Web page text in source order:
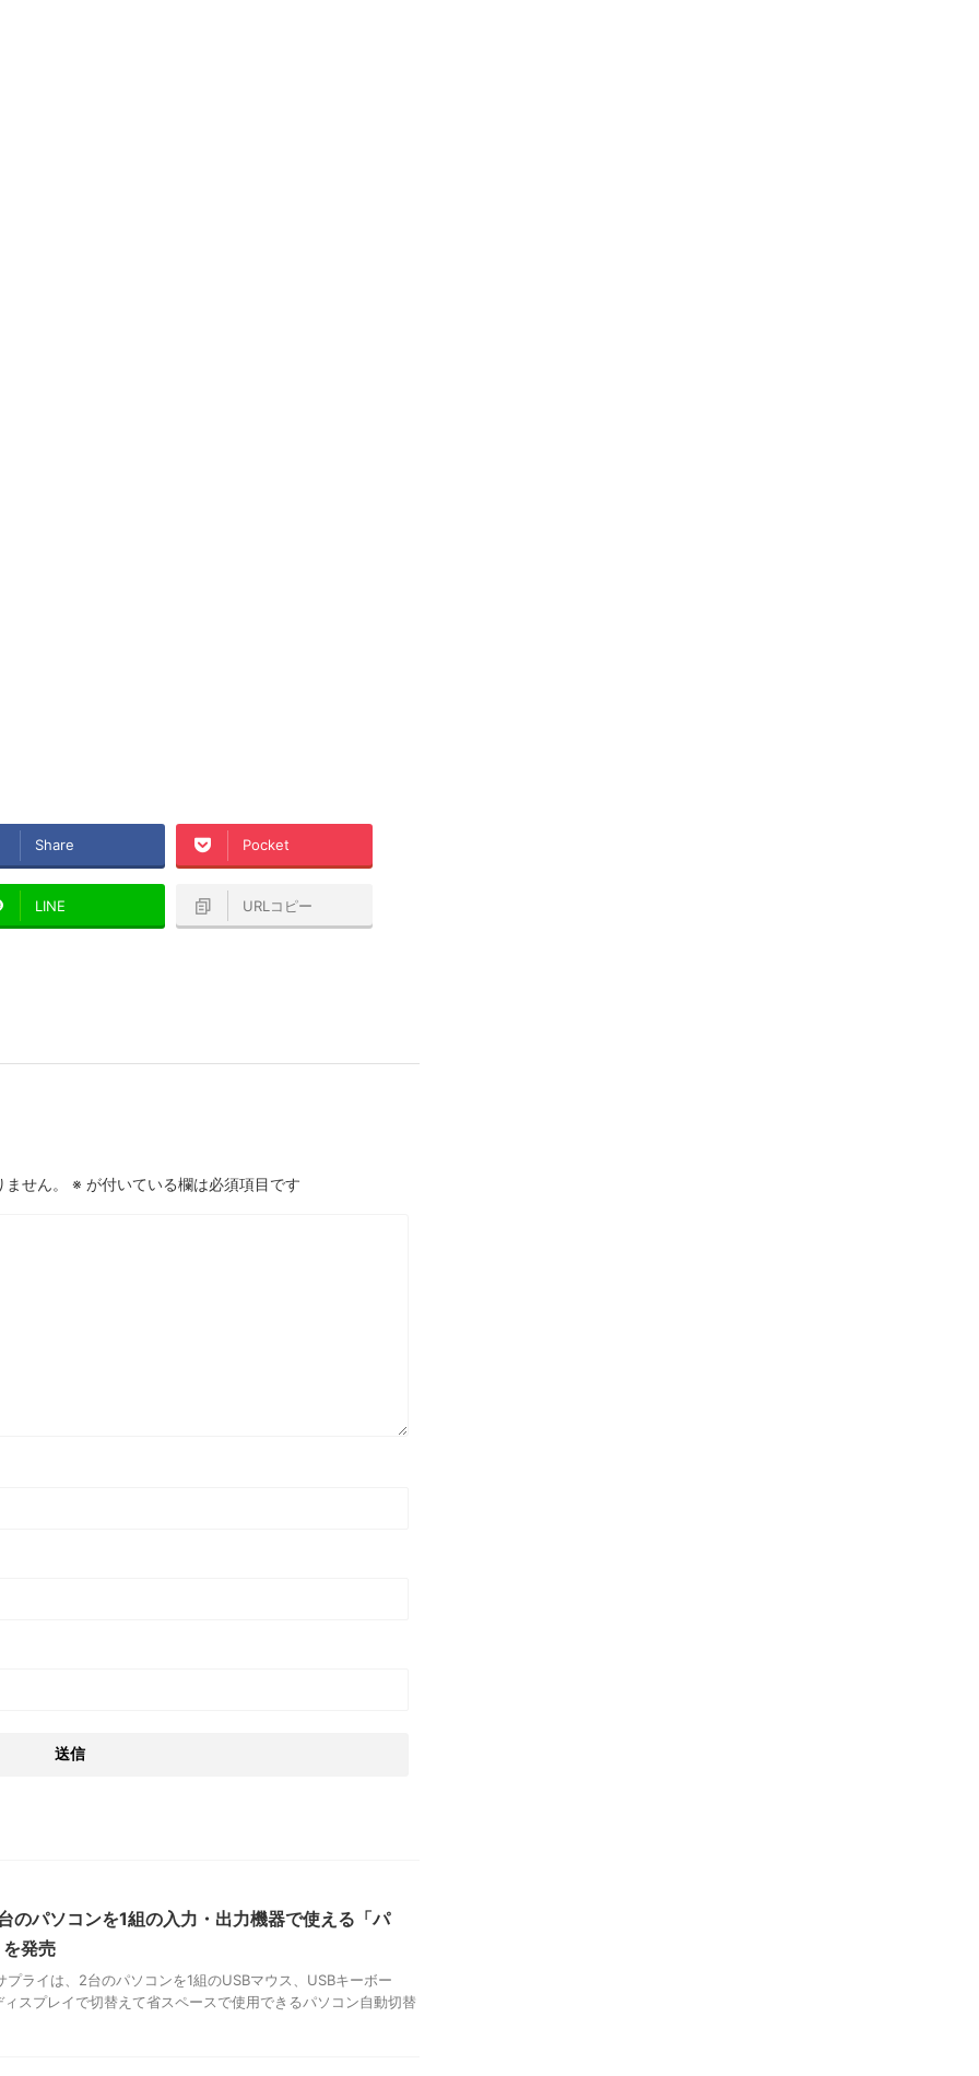
Share Pocket
LINE URLコピー
せん。 ※ が付いている欄は必須項目です
のパソコンを1組の入力・出力機器で使える「パ
発売
ライは、2台のパソコンを1組のUSBマウス、USBキーボー
ィスプレイで切替えて省スペースで使用できるパソコン自動切替